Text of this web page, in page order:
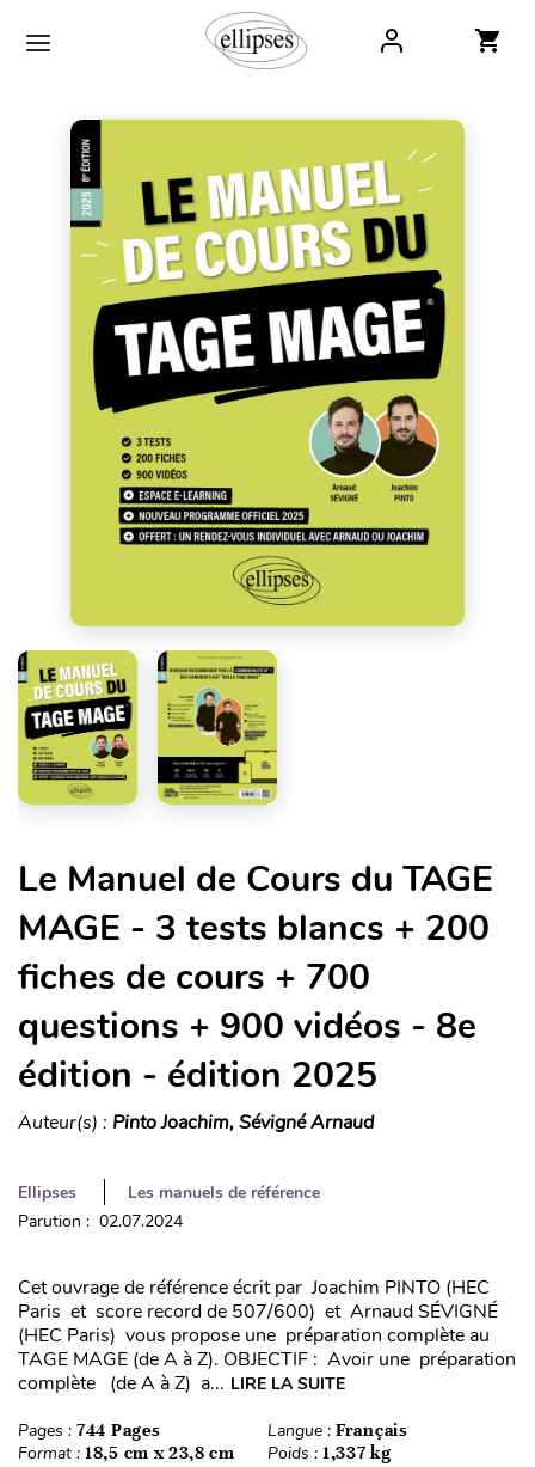
Le Manuel de Cours du TAGE
MAGE - 3 tests blancs + 200
fiches de cours + 700
questions + 900 vidéos - 8e
édition - édition 2025
Auteur(s) : Pinto Joachim, Sévigné Arnaud
Ellipses
Les manuels de référence
Parution : 02.07.2024
Cet ouvrage de référence écrit par Joachim PINTO (HEC
Paris et score record de 507/600) et Arnaud SÉVIGNÉ
(HEC Paris) vous propose une préparation complète au
TAGE MAGE (de A à Z). OBJECTIF : Avoir une préparation
complète (de A à Z) a... LIRE LA SUITE
Pages : 744 Pages Langue : Français
Format : 18,5 cm x 23,8 cm Poids : 1,337 kg